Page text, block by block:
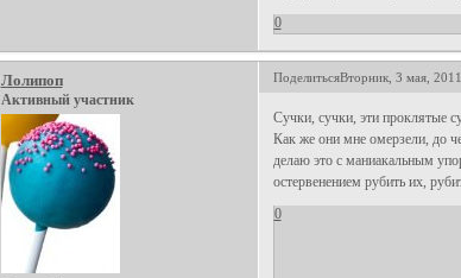
0
ПоделитьсяВторник, 3 мая,
Лолипоп
Активный участник
Сучки, сучки, эти проклятые
Как же они мне омерзели, до
делаю это с маниакальным
остервенением рубить их,
0